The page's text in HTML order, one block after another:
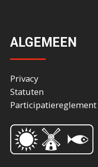
ALGEMEEN
Privacy
Statuten
Participatiereglement